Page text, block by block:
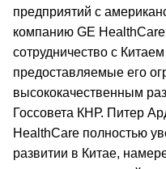
предприятий с
компанию GE
сотрудничество с
предоставляемые его
высококачественным
Госсовета КНР. Питер
HealthCare полностью
развитии в Китае,